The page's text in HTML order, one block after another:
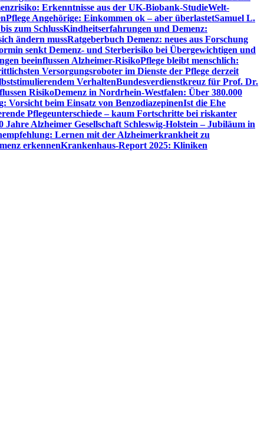
Erkenntnisse aus der UK-Biobank-StudieWelt-
Pflege Angehörige: Einkommen ok – aber überlastetSamuel L.
zum SchlussKindheitserfahrungen und Demenz:
ändern mussRatgeberbuch Demenz: neues aus Forschung
senkt Demenz- und Sterberisiko bei Übergewichtigen und
beeinflussen Alzheimer-RisikoPflege bleibt menschlich:
Versorgungsroboter im Dienste der Pflege derzeit
VerhaltenBundesverdienstkreuz für Prof. Dr.
RisikoDemenz in Nordrhein-Westfalen: Über 380.000
Vorsicht beim Einsatz von BenzodiazepinenIst die Ehe
Pflegeunterschiede – kaum Fortschritte bei riskanter
Jahre Alzheimer Gesellschaft Schleswig-Holstein – Jubiläum in
Lernen mit der Alzheimerkrankheit zu
erkennenKrankenhaus-Report 2025: Kliniken